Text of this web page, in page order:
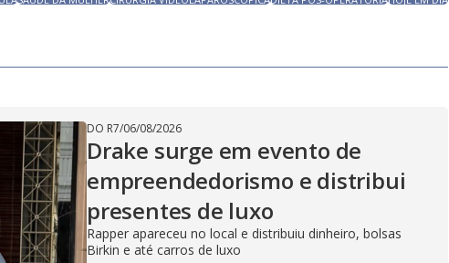
DO R7/06/08/2026
Drake surge em evento de
empreendedorismo e distribui
presentes de luxo
Rapper apareceu no local e distribuiu dinheiro, bolsas
Birkin e até carros de luxo